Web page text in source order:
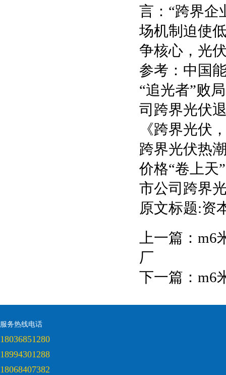
言：“跨界企
场机制迫使
争核心，光
参考：中国
“追光者”败
司跨界光伏
《跨界光伏
跨界光伏热
价格“卷上天
市公司跨界
原文标题:资
上一篇： m6
厂
下一篇： m6
服务热线电话
18036851280
18994301288
18068407382